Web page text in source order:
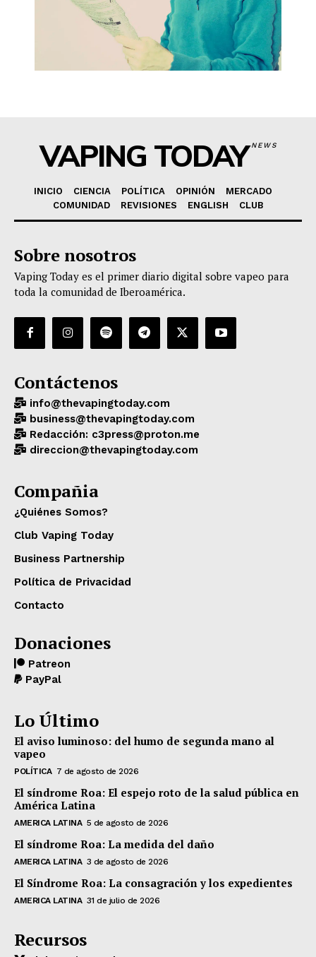
VAPING TODAYNEWS
INICIO CIENCIA POLÍTICA OPINIÓN
MERCADO
COMUNIDAD
REVISIONES ENGLISH CLUB
Sobre nosotros
Vaping Today es el primer diario digital sobre vapeo para
toda la comunidad de Iberoamérica.
Contáctenos
info@thevapingtoday.com
business@thevapingtoday.com
Redacción: c3press@proton.me
direccion@thevapingtoday.com
Compañia
¿Quiénes Somos?
Club Vaping Today
Business Partnership
Política de Privacidad
Contacto
Donaciones
Patreon
PayPal
Lo Último
El aviso luminoso: del humo de segunda mano al
vapeo
POLÍTICA 7 de agosto de 2026
El síndrome Roa: El espejo roto de la salud pública en
América Latina
AMERICA LATINA 5 de agosto de 2026
El síndrome Roa: La medida del daño
AMERICA LATINA 3 de agosto de 2026
El Síndrome Roa: La consagración y los expedientes
AMERICA LATINA 31 de julio de 2026
Recursos